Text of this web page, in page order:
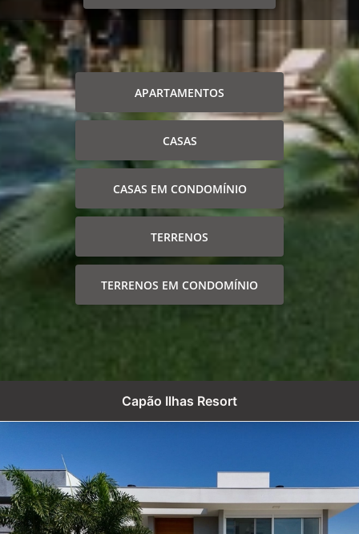
APARTAMENTOS
CASAS
CASAS EM CONDOMÍNIO
TERRENOS
TERRENOS EM CONDOMÍNIO
Capão Ilhas Resort